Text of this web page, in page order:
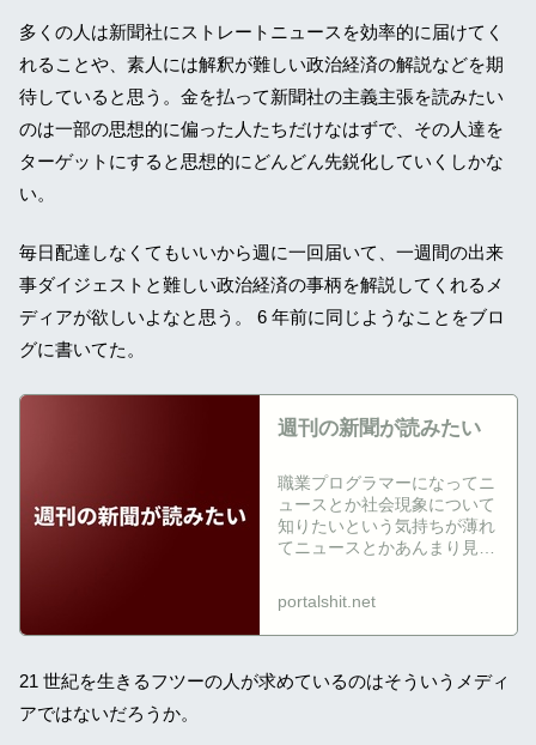
多くの人は新聞社にストレートニュースを効率的に届けてく
れることや、素人には解釈が難しい政治経済の解説などを期
待していると思う。金を払って新聞社の主義主張を読みたい
のは一部の思想的に偏った人たちだけなはずで、その人達を
ターゲットにすると思想的にどんどん先鋭化していくしかな
い。
毎日配達しなくてもいいから週に一回届いて、一週間の出来
事ダイジェストと難しい政治経済の事柄を解説してくれるメ
ディアが欲しいよなと思う。 6 年前に同じようなことをブロ
グに書いてた。
週刊の新聞が読みたい
職業プログラマーになってニ
ュースとか社会現象について
知りたいという気持ちが薄れ
てニュースとかあんまり見な
んど読んでなかった。ただ家
を買って住宅...
portalshit.net
21 世紀を生きるフツーの人が求めているのはそういうメディ
アではないだろうか。